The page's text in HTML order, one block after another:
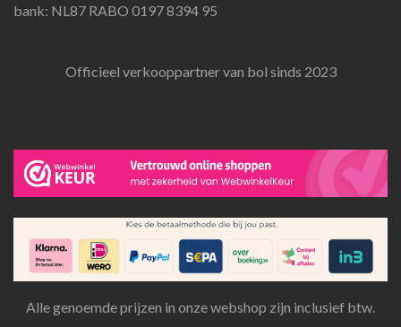
bank: NL87 RABO 0197 8394 95
Officieel verkooppartner van bol sinds 2023
Alle genoemde prijzen in onze webshop zijn inclusief btw.